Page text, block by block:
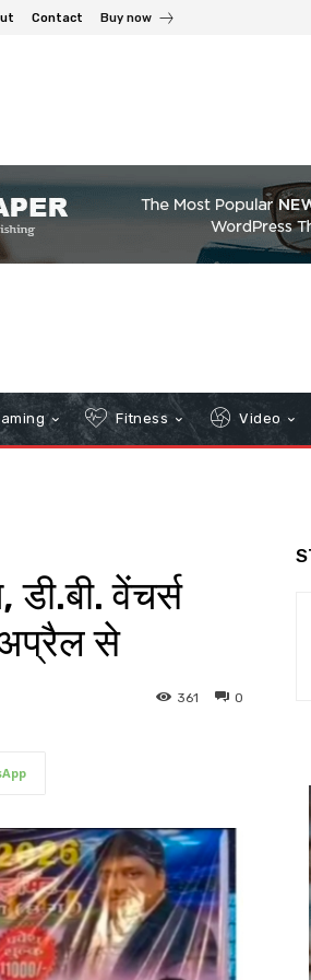
Contact Buy now
Fitness Video
वेंचर्स
से
0
361